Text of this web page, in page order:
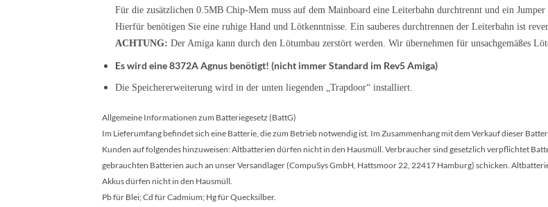
Für die zusätzlichen 0.5MB Chip-Mem muss auf dem Mainboard eine Leiterbahn durchtrennt und ein Jumper
Hierfür benötigen Sie eine ruhige Hand und Lötkenntnisse. Ein sauberes durchtrennen der Leiterbahn ist
ACHTUNG: Der Amiga kann durch den Lötumbau zerstört werden. Wir übernehmen für unsachgemäßes
Es wird eine 8372A Agnus benötigt! (nicht immer Standard im Rev5 Amiga)
Die Speichererweiterung wird in der unten liegenden „Trapdoor“ installiert.
Allgemeine Informationen zum Batteriegesetz (BattG)
Im Lieferumfang befindet sich eine Batterie, die zum Betrieb notwendig ist. Im Zusammenhang mit dem Verkauf dieser
Kunden auf folgendes hinzuweisen: Altbatterien dürfen nicht in den Hausmüll. Verbraucher sind gesetzlich verpflichtet
gebrauchten Batterien auch an unser Versandlager (CompuSys GmbH, Hattsmoor 22, 22417 Hamburg) schicken.
Akkus dürfen nicht in den Hausmüll.
Pb für Blei; Cd für Cadmium; Hg für Quecksilber.